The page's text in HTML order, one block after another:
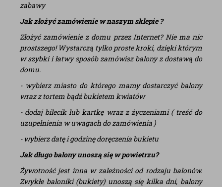
zabawy
Jak złożyć zamówienie w naszym sklepie ?
Złożyć zamówienie z domu przez Internet? Nie ma nic
prostszego! Wystarczą tylko proste kroki, dzięki którym
w szybki i łatwy sposób zamówisz balony z dostawą do
domu.
- wybierz miasto do którego mamy dostarczyć balony
wraz z tortem bądź bukietem kwiatów
- dodaj bilecik lub kartkę wraz z życzeniami ( treść do
uzupełnienia w uwagach do zamówienia )
- wybierz datę i godzinę doręczenia bukietu
Jak długo balony unoszą się w powietrzu?
Żywotność jest inna w zależności od rodzaju balonów.
Zwykłe baloniki (bukiety) unoszą się kilka dni, balony